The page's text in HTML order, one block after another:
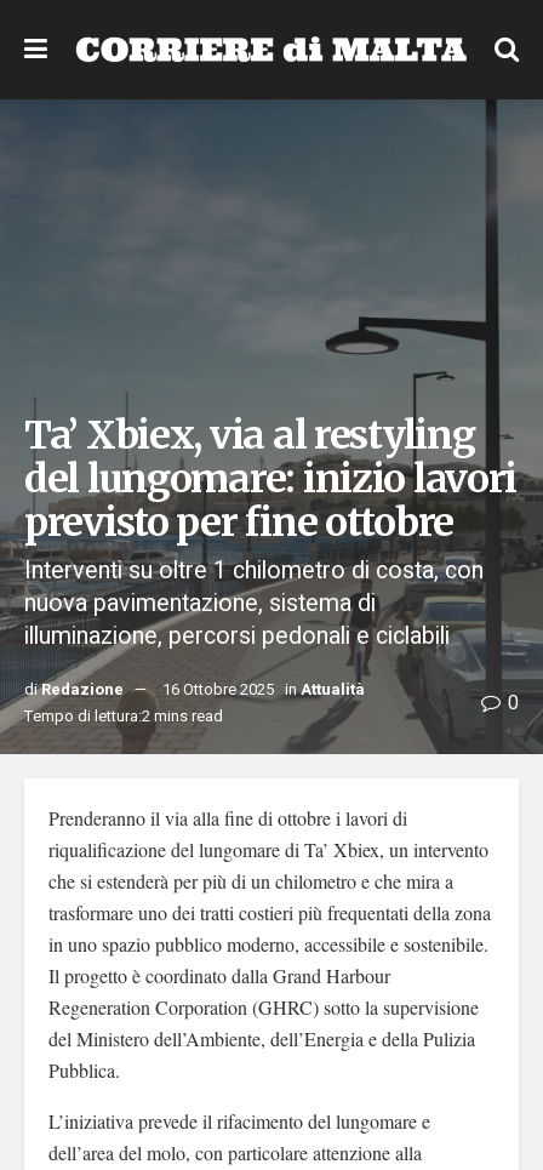
Ta’ Xbiex, via al restyling
del lungomare: inizio lavori
previsto per fine ottobre
Interventi su oltre 1 chilometro di costa, con
nuova pavimentazione, sistema di
illuminazione, percorsi pedonali e ciclabili
diRedazione 16 Ottobre 2025 inAttualità
Tempo di lettura:2 mins read
0
Prenderanno il via alla fine di ottobre i lavori di
riqualificazione del lungomare di Ta’ Xbiex, un intervento
che si estenderà per più di un chilometro e che mira a
trasformare uno dei tratti costieri più frequentati della zona
in uno spazio pubblico moderno, accessibile e sostenibile.
Il progetto è coordinato dalla Grand Harbour
Regeneration Corporation (GHRC) sotto la supervisione
del Ministero dell’Ambiente, dell’Energia e della Pulizia
Pubblica.
L’iniziativa prevede il rifacimento del lungomare e
dell’area del molo, con particolare attenzione alla